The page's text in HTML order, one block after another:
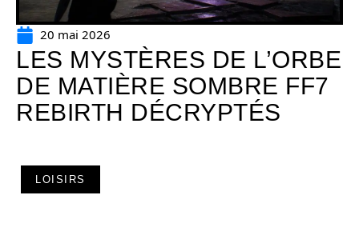
20 mai 2026
LES MYSTÈRES DE L’ORBE
DE MATIÈRE SOMBRE FF7
REBIRTH DÉCRYPTÉS
LOISIRS